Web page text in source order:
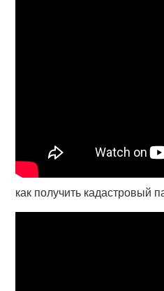
как получить кадастровый